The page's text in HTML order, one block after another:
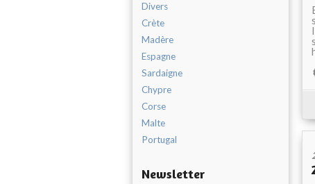
Divers
Crète
Madère
Espagne
Sardaigne
Chypre
Corse
Malte
Portugal
Newsletter